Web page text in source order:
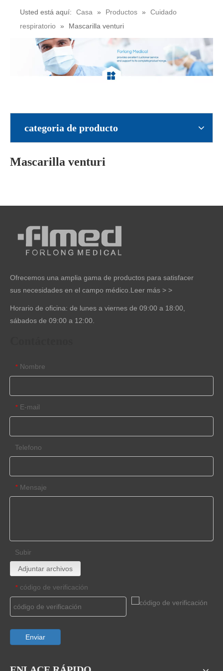
Usted está aquí: Casa » Productos »
Cuidado
respiratorio
» Mascarilla venturi
categoria de producto
Mascarilla venturi
Ofrecemos una amplia gama de productos para satisfacer
sus necesidades en el campo médico. Leer más > >
Horario de oficina: de lunes a viernes de 09:00 a 18:00,
sábados de 09:00 a 12:00.
* Nombre
* E-mail
Telefono
* Mensaje
Subir
Adjuntar archivos
* código de verificación
Enviar